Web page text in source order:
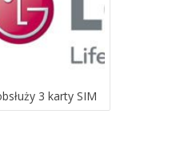
3 karty SIM